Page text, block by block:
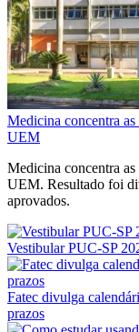
Medicina concentra
UEM
Medicina concentra
UEM. Resultado foi
aprovados.
Vestibular PUC-SP
Fatec divulga
prazos